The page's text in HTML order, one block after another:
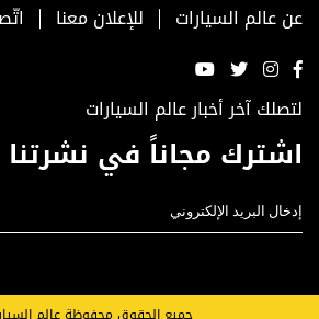
عن عالم السيارات للإعلان معنا
لتصلك آخر أخبار عالم السيارات
اشترك مجاناً في نشرتنا